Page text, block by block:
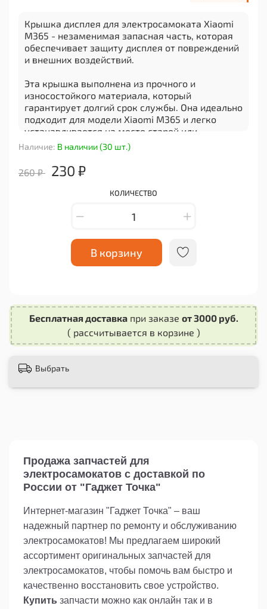
Наличие: В наличии (30 шт.)
260 ₽ 230 ₽
КОЛИЧЕСТВО
В корзину
Крышка дисплея для электросамоката Xiaomi
M365 - незаменимая запасная часть, которая
обеспечивает защиту дисплея от повреждений
и внешних воздействий.
Эта крышка выполнена из прочного и
износостойкого материала, который
гарантирует долгий срок службы. Она идеально
подходит для модели Xiaomi M365 и легко
устанавливается на место старой или
поврежденной крышки.
С помощью этой запасной части вы сможете
продлить срок эксплуатации своего
электросамоката, сохранить его внешний вид и
защищает от пыли, грязи, царапин и других
Будьте уверены, что ваш электросамокат будет
всегда выглядеть новым благодаря этой
Бесплатная доставкапри заказе от 3000 руб.
( рассчитывается в корзине )
Выбрать
Продажа запчастей для
электросамокатов с доставкой по
России от "Гаджет Точка"
Интернет-магазин "Гаджет Точка" – ваш
надежный партнер по ремонту и обслуживанию
электросамокатов! Мы предлагаем широкий
ассортимент оригинальных запчастей для
электросамокатов, чтобы помочь вам быстро и
качественно восстановить свое устройство.
Купить запчасти можно как онлайн так и в